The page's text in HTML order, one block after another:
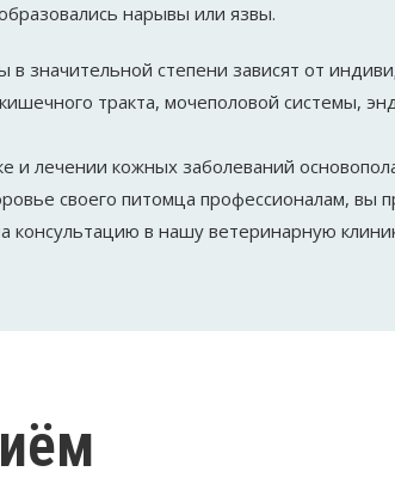
нарывы или язвы.
в значительной степени зависят от
тракта, мочеполовой системы,
и лечении кожных заболеваний
своего питомца профессионалам, вы
консультацию в нашу ветеринарную